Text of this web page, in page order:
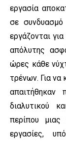
εργασία
σε
εργάζονται
απόλυτης
ώρες κάθε
τρένων. Για να
απαιτήθηκαν
διαλυτικού
περίπου
εργασίες,